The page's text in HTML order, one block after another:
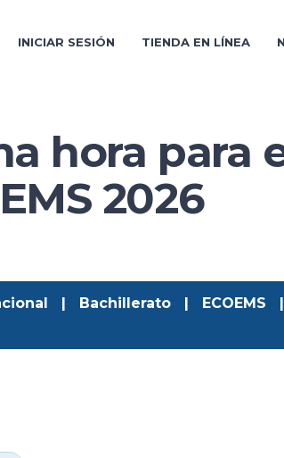
INICIAR SESIÓN TIENDA EN LÍNEA
INICIAR SESIÓN TIENDA EN LÍNEA
hora para
2026
| Bachillerato | ECOEMS
|